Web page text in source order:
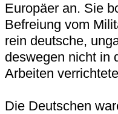
Europäer an. Sie
Befreiung vom
rein deutsche,
deswegen nicht in
Arbeiten
Die Deutschen